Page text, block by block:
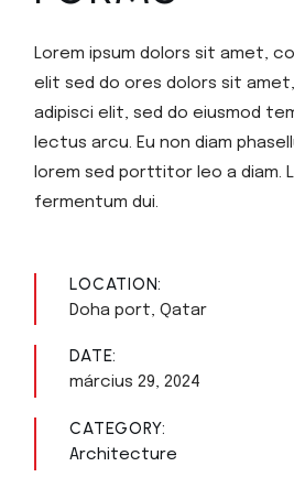
Lorem ipsum dolors sit amet,
elit sed do ores dolors sit
adipisci elit, sed do eiusmod
lectus arcu. Eu non diam
lorem sed porttitor leo a diam.
fermentum dui.
LOCATION:
Doha port, Qatar
DATE:
március 29, 2024
CATEGORY:
Architecture